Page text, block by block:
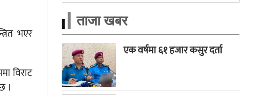
भएर
विराट
।
ताजा खबर
एक वर्षमा ६१ हजार कसुर दर्ता